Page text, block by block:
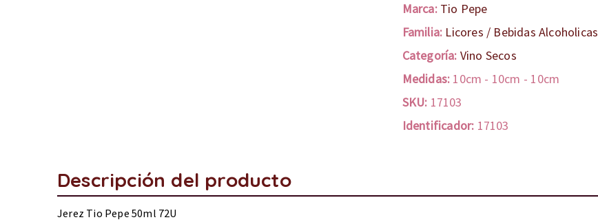
Marca: Tio Pepe
Familia: Licores / Bebidas Alcoholicas
Categoría: Vino Secos
Medidas: 10cm - 10cm - 10cm
SKU: 17103
Identificador: 17103
Descripción del producto
Jerez Tio Pepe 50ml 72U